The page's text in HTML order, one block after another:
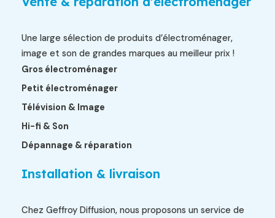
Une large sélection de produits d’électroménager,
image et son de grandes marques au meilleur prix !
Gros électroménager
Petit électroménager
Télévision & Image
Hi-fi & Son
Dépannage & réparation
Installation & livraison
Chez Geffroy Diffusion, nous proposons un service de